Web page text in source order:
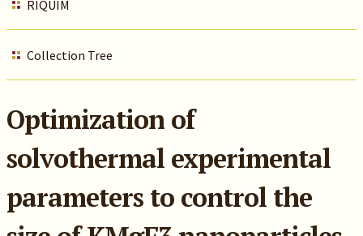
RIQUIM
Collection Tree
Optimization of
solvothermal experimental
parameters to control the